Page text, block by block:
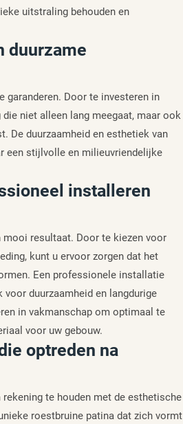
uitstraling behouden en
duurzame
garanderen. Door te investeren in
niet alleen lang meegaat, maar ook
De duurzaamheid en esthetiek van
een stijlvolle en milieuvriendelijke
installeren
resultaat. Door te kiezen voor
kunt u ervoor zorgen dat het
Een professionele installatie
duurzaamheid en langdurige
in vakmanschap om optimaal te
voor uw gebouw.
optreden na
te houden met de esthetische
roestbruine patina dat zich vormt